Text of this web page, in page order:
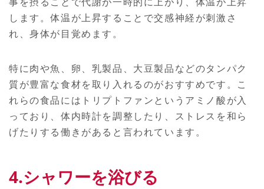
します。体温が上昇することで交感神経が刺激さ
れ、身体が目覚めます。
特に肉や魚、卵、乳製品、大豆製品などのタンパク
質が豊富な食材を取り入れるのがおすすめです。こ
れらの食品にはトリプトファンというアミノ酸が入
っており、体内時計を調整したり、ストレスを和ら
げたりする働きがあると言われています。
4.シャワーを浴びる